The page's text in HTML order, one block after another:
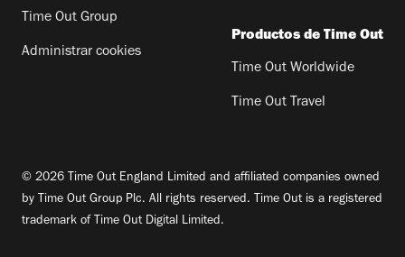
Time Out Group
Administrar cookies
Productos de Time Out
Time Out Worldwide
Time Out Travel
© 2026 Time Out England Limited and affiliated companies owned
by Time Out Group Plc. All rights reserved. Time Out is a registered
trademark of Time Out Digital Limited.